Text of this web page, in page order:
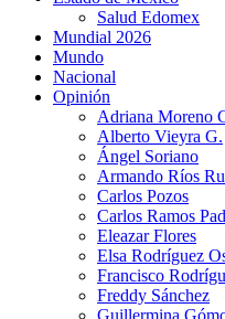
Salud Edomex
Mundial 2026
Mundo
Nacional
Opinión
Adriana Moreno
Alberto Vieyra G.
Ángel Soriano
Armando Ríos
Carlos Pozos
Carlos Ramos
Eleazar Flores
Elsa Rodríguez
Francisco
Freddy Sánchez
Guillermina